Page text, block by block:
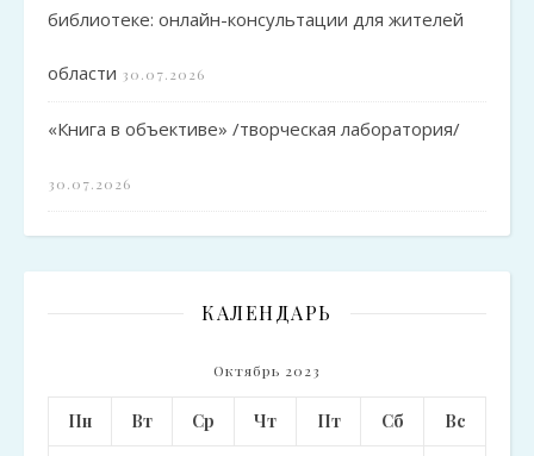
библиотеке: онлайн-консультации для жителей
области 30.07.2026
«Книга в объективе» /творческая лаборатория/
30.07.2026
КАЛЕНДАРЬ
Октябрь 2023
Пн Вт Ср Чт Пт Сб Вс